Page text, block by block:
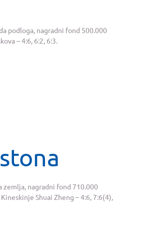
podloga, nagradni fond 500.000
– 4:6, 6:2, 6:3.
nagradni fond 710.000
Shuai Zheng – 4:6, 7:6(4),